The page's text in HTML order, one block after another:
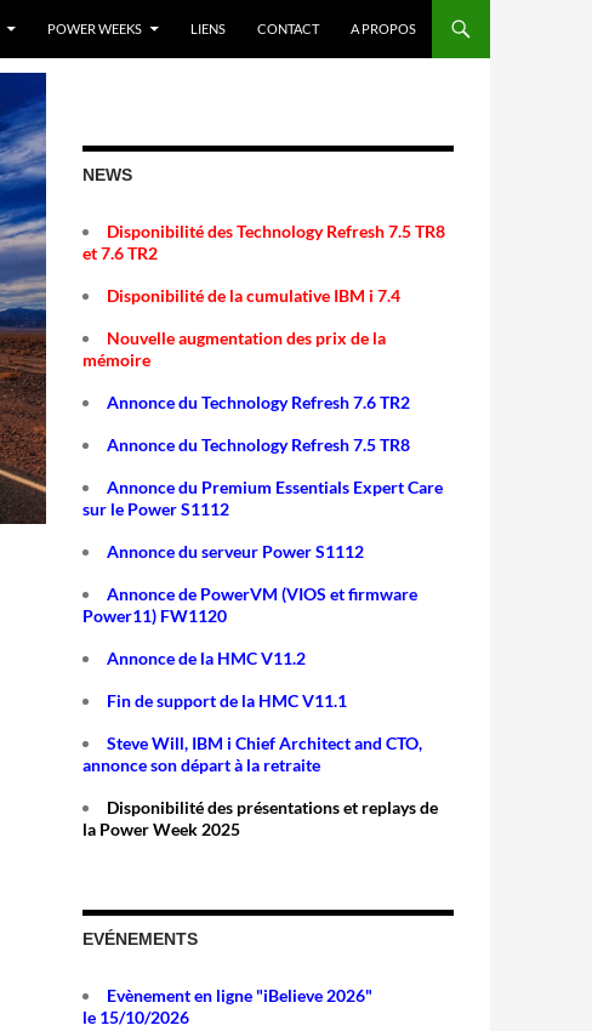
POWER WEEKS LIENS CONTACT A PROPOS
NEWS
Disponibilité des Technology Refresh 7.5 TR8
et 7.6 TR2
Disponibilité de la cumulative IBM i 7.4
Nouvelle augmentation des prix de la
mémoire
Annonce du Technology Refresh 7.6 TR2
Annonce du Technology Refresh 7.5 TR8
Annonce du Premium Essentials Expert Care
sur le Power S1112
Annonce du serveur Power S1112
Annonce de PowerVM (VIOS et firmware
Power11) FW1120
Annonce de la HMC V11.2
Fin de support de la HMC V11.1
Steve Will, IBM i Chief Architect and CTO,
annonce son départ à la retraite
Disponibilité des présentations et replays de
la Power Week 2025
EVÉNEMENTS
Evènement en ligne "iBelieve 2026"
le 15/10/2026